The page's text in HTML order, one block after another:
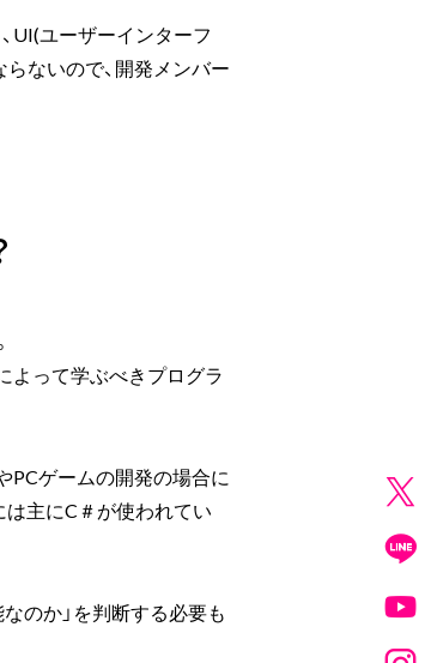
UI(ユーザーインターフ
ないので、開発メンバー
よって学ぶべきプログラ
PCゲームの開発の場合に
主にC＃が使われてい
のか」を判断する必要も